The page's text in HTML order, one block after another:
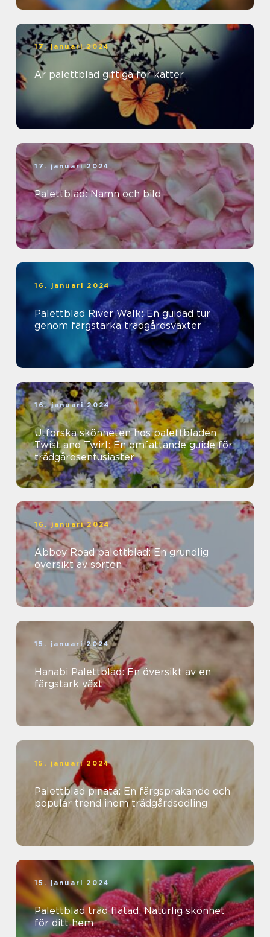
17. januari 2024
Är palettblad giftiga för katter
17. januari 2024
Palettblad: Namn och bild
16. januari 2024
Palettblad River Walk: En guidad tur
genom färgstarka trädgårdsväxter
16. januari 2024
Utforska skönheten hos palettbladen
Twist and Twirl: En omfattande guide för
trädgårdsentusiaster
16. januari 2024
Abbey Road palettblad: En grundlig
översikt av sorten
15. januari 2024
Hanabi Palettblad: En översikt av en
färgstark växt
15. januari 2024
Palettblad pinata: En färgsprakande och
populär trend inom trädgårdsodling
15. januari 2024
Palettblad träd flätad: Naturlig skönhet
för ditt hem